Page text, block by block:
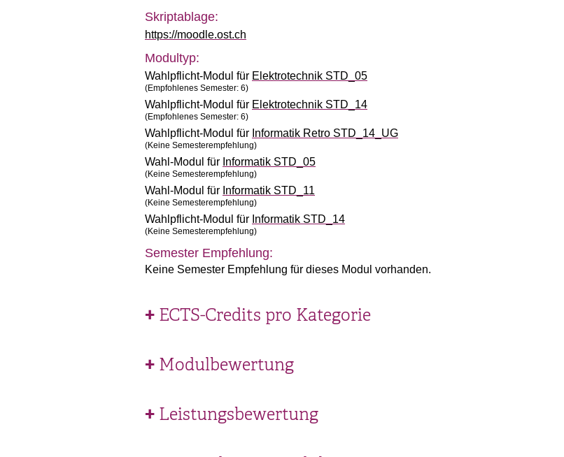
Skriptablage:
https://moodle.ost.ch
Modultyp:
Wahlpflicht-Modul für Elektrotechnik STD_05
(Empfohlenes Semester: 6)
Wahlpflicht-Modul für Elektrotechnik STD_14
(Empfohlenes Semester: 6)
Wahlpflicht-Modul für Informatik Retro STD_14_UG
(Keine Semesterempfehlung)
Wahl-Modul für Informatik STD_05
(Keine Semesterempfehlung)
Wahl-Modul für Informatik STD_11
(Keine Semesterempfehlung)
Wahlpflicht-Modul für Informatik STD_14
(Keine Semesterempfehlung)
Semester Empfehlung:
Keine Semester Empfehlung für dieses Modul vorhanden.
ECTS-Credits pro Kategorie
Modulbewertung
Leistungsbewertung